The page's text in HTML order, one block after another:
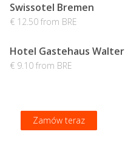
Zamów teraz
Zamów teraz
Swissotel Bremen
€ 12.50 from BRE
Zamów teraz
Hotel Gastehaus Walter
€ 9.10 from BRE
Zamów teraz